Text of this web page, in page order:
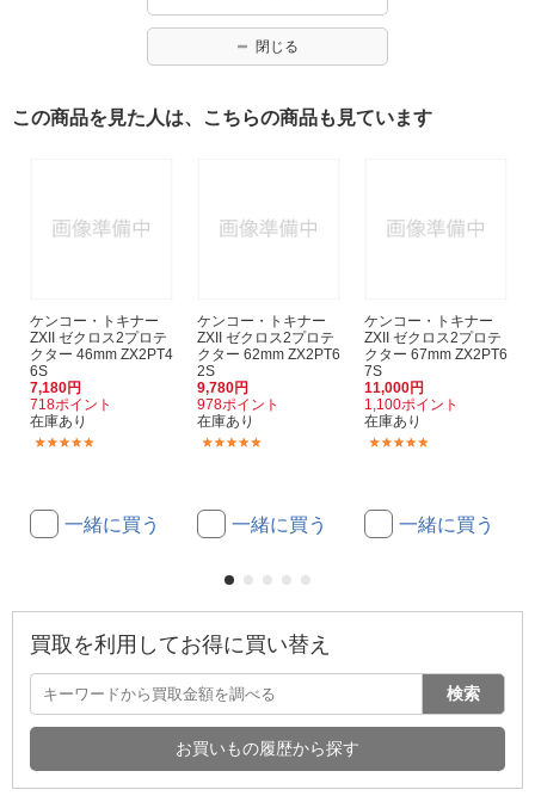
閉じる
この商品を見た人は、こちらの商品も見ています
ケンコー・トキナー
ZXII ゼクロス2プロテ
クター 46mm ZX2PT4
6S
7,180円
718ポイント
在庫あり
一緒に買う
ケンコー・トキナー
ZXII ゼクロス2プロテ
クター 62mm ZX2PT6
2S
9,780円
978ポイント
在庫あり
一緒に買う
ケンコー・トキナー
ZXII ゼクロス2プロテ
クター 67mm ZX2PT6
7S
11,000円
1,100ポイント
在庫あり
一緒に買う
買取を利用してお得に買い替え
検索
お買いもの履歴から探す